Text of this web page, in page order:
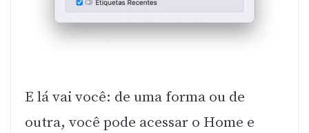
E lá vai você: de uma forma ou de
outra, você pode acessar o Home e